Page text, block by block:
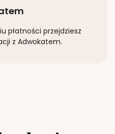
płatności przejdziesz
z Adwokatem.